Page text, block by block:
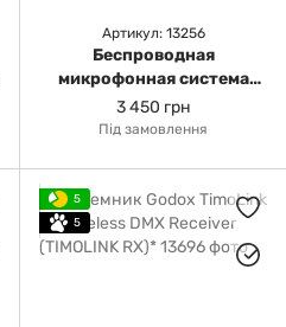
Артикул: 13256
Беспроводная
микрофонная система
Godox MoveLink Mini LT
для 2 человек для камер и
3 450 грн
Під замовлення
5
5